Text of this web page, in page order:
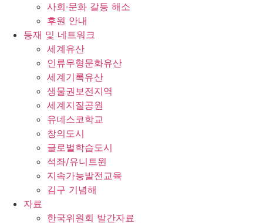
사회∙문화 갈등 해소
후원 안내
등재 및 네트워크
세계유산
인류무형문화유산
세계기록유산
생물권보전지역
세계지질공원
유네스코학교
창의도시
글로벌학습도시
석좌/유니트윈
지속가능발전교육
김구 기념해
자료
한국위원회 발간자료